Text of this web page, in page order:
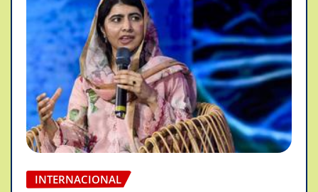
INTERNACIONAL